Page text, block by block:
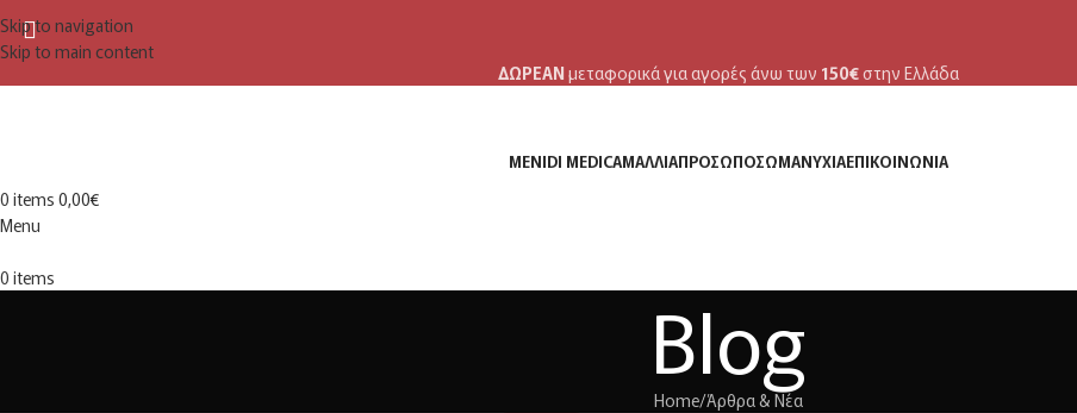
Skip to navigation
Skip to main content
ΔΩΡΕΑΝ μεταφορικά για αγορές άνω των 150€στην Ελλάδα
MENIDI MEDICAΜΑΛΛΙΆΠΡΌΣΩΠΟΣΏΜΑΝΎΧΙΑΕΠΙΚΟΙΝΩΝΊΑ
0 items 0,00€
Menu
0 items
Blog
Home Άρθρα & Νέα